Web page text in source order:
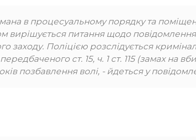
в процесуальному порядку та
вирішується питання щодо повідомлення
заходу. Поліцією розслідується
ст. 15, ч. 1 ст. 115 (замах на
позбавлення волі, - йдеться у